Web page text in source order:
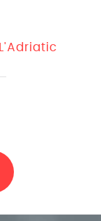
L'Adriatic